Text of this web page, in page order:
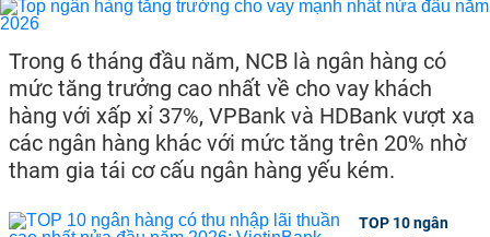
Trong 6 tháng đầu năm, NCB là ngân hàng có
mức tăng trưởng cao nhất về cho vay khách
hàng với xấp xỉ 37%, VPBank và HDBank vượt xa
các ngân hàng khác với mức tăng trên 20% nhờ
tham gia tái cơ cấu ngân hàng yếu kém.
TOP 10 ngân